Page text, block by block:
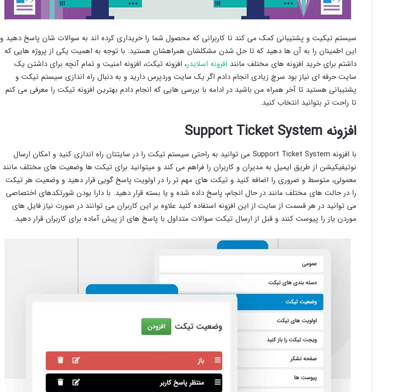
سیستم تیکیت و پشتیبانی کمک می کند تا کاربرانی که محصول شما را خریداری کرده اند به سوالات شان پاسخ دهید و
این اطمینان را به آن ها دهید که تا حل شدن مشکلشان همراهشان هستید. با توجه به اهمیت یکی از پروژه هایی که
داشتم برای خرید افزونه های مختلف مانند افزونه اسلایدر، افزونه تیکت، افزونه امنیت و تمام آنچه برای داشتن یک
سایت حرفه ای نیاز بود سرچ زیادی انجام دادم اگر یک سایت وردپرس دارید و به دنبال راه اندازی سیستم تیکت و
پشتیبانی هستید تا آخر همراه من باشید در ادامه با بررسی هایی که انجام دادم بهترین افزونه تیکت را معرفی می کنم
تا راحت تر بتوانید انتخاب کنید.
افزونه Support Ticket System
با افزونه Support Ticket System می توانید به راحتی سیستم تیکت را در سایتتان راه اندازی کنید و امکان ارسال
نوتیفیکیشن از طریق ایمیل به مدیران و کاربران را فراهم می کند و میتوانید برای تیکت ها وضعیت های مختلف مانند
معمولی، متوسط و ضروری را اضافه کنید و تیکت های مهم تر را در اولویت پاسخ گویی قرار دهید و وضعیت هر تیکت
را در حالت های مختلف مانند در حال انجام، پاسخ داده شده و یا بسته قرار دهید. با دارا بودن شورتکدهای اختصاصی
می توانید در هر قسمت از سایت از این افزونه استفاده کنید علاوه بر این کاربران می توانند در صورت نیاز فایل های
موردن یاز را پیوست کنند و قبل از ارسال تیکت سوالات متداول با پاسخ های از پیش آماده برای کاربران قرار دهید.